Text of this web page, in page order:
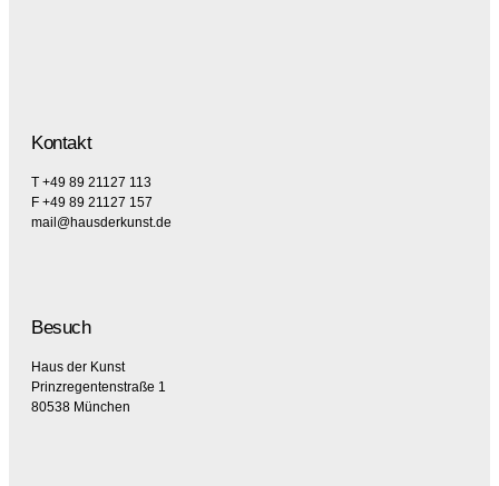
Kontakt
T +49 89 21127 113
F +49 89 21127 157
mail@hausderkunst.de
Besuch
Haus der Kunst
Prinzregentenstraße 1
80538 München